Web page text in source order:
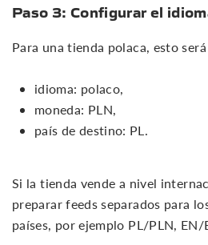
Paso 3: Configurar el
Para una tienda polaca, esto
idioma: polaco,
moneda: PLN,
país de destino: PL.
Si la tienda vende a nivel
preparar feeds separados para
países, por ejemplo PL/PLN, EN/